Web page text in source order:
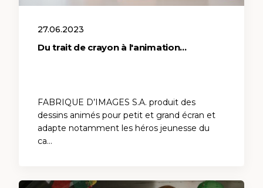
27.06.2023
Du trait de crayon à l'animation...
FABRIQUE D’IMAGES S.A. produit des
dessins animés pour petit et grand écran et
adapte notamment les héros jeunesse du
ca…